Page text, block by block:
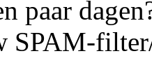
paar
SPAM-